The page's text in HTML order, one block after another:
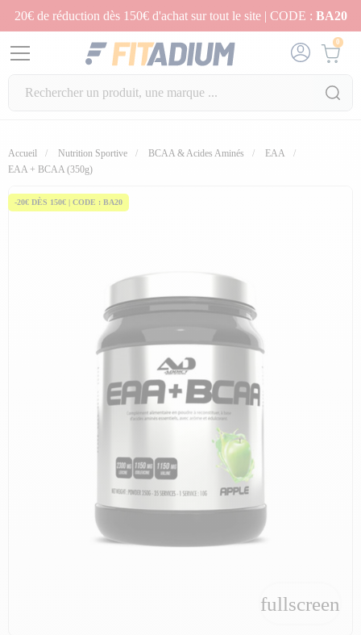
20€ de réduction dès 150€ d'achat sur tout le site | CODE : BA20
0
Accueil Nutrition Sportive BCAA & Acides Aminés
EAA
EAA + BCAA (350g)
-20€ DÈS 150€ | CODE : BA20
fullscreen
fullscreen